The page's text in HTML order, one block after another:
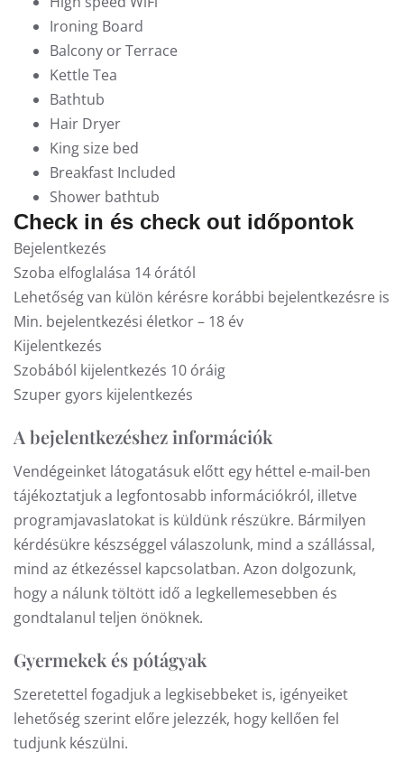
Ironing Board
Balcony or Terrace
Kettle Tea
Bathtub
Hair Dryer
King size bed
Breakfast Included
Shower bathtub
Check in és check out időpontok
Bejelentkezés
Szoba elfoglalása 14 órától
Lehetőség van külön kérésre korábbi bejelentkezésre is
Min. bejelentkezési életkor – 18 év
Kijelentkezés
Szobából kijelentkezés 10 óráig
Szuper gyors kijelentkezés
A bejelentkezéshez információk
Vendégeinket látogatásuk előtt egy héttel e-mail-ben
tájékoztatjuk a legfontosabb információkról, illetve
programjavaslatokat is küldünk részükre. Bármilyen
kérdésükre készséggel válaszolunk, mind a szállással,
mind az étkezéssel kapcsolatban. Azon dolgozunk,
hogy a nálunk töltött idő a legkellemesebben és
gondtalanul teljen önöknek.
Gyermekek és pótágyak
Szeretettel fogadjuk a legkisebbeket is, igényeiket
lehetőség szerint előre jelezzék, hogy kellően fel
tudjunk készülni.